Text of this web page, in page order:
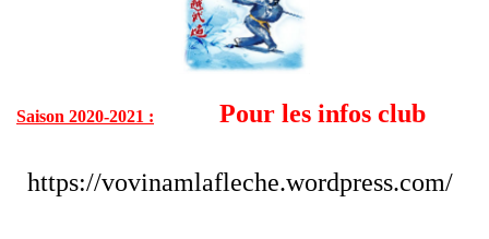
Saison 2020-2021 : Pour les infos club
https://vovinamlafleche.wordpress.com/